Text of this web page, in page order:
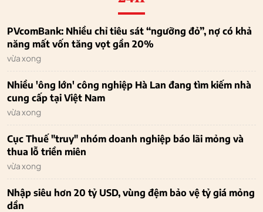
PVcomBank: Nhiều chỉ tiêu sát “ngưỡng đỏ”, nợ có khả
năng mất vốn tăng vọt gần 20%
vừa xong
Nhiều 'ông lớn' công nghiệp Hà Lan đang tìm kiếm nhà
cung cấp tại Việt Nam
vừa xong
Cục Thuế "truy" nhóm doanh nghiệp báo lãi mỏng và
thua lỗ triền miên
vừa xong
Nhập siêu hơn 20 tỷ USD, vùng đệm bảo vệ tỷ giá mỏng
dần